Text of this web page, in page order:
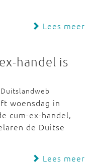
Lees meer
handel is
woensdag in
cum-ex-handel,
de Duitse
Lees meer